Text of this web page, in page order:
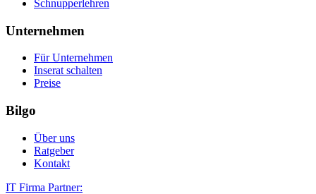
Schnupperlehren
Unternehmen
Für Unternehmen
Inserat schalten
Preise
Bilgo
Über uns
Ratgeber
Kontakt
IT Firma Partner: